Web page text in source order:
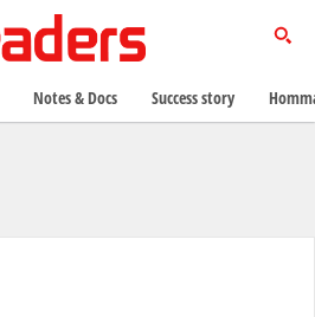
Notes & Docs Success story